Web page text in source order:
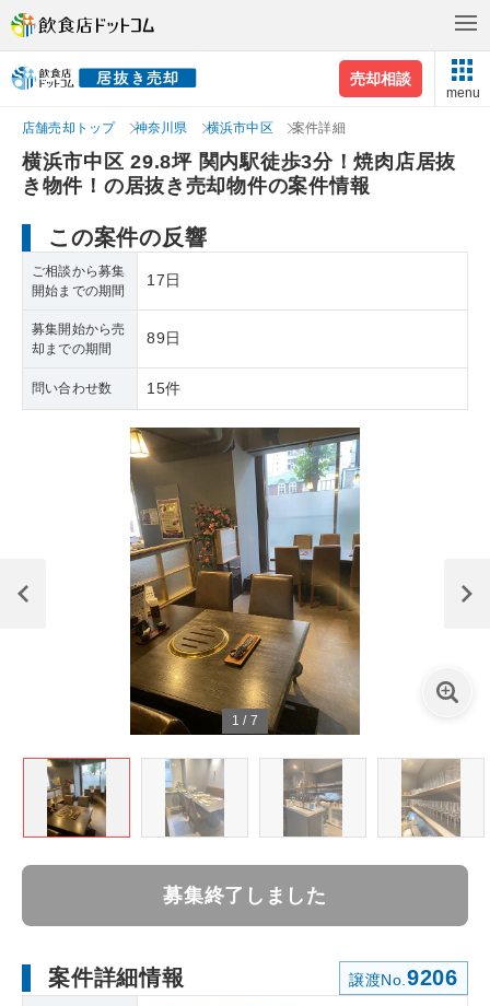
売却相談
menu
店舗売却トップ 神奈川県 横浜市中区 案件詳細
横浜市中区 29.8坪 関内駅徒歩3分！焼肉店居抜
き物件！の居抜き売却物件の案件情報
この案件の反響
ご相談から募集
開始までの期間
17日
募集開始から売
却までの期間
89日
問い合わせ数 15件
1 / 7
募集終了しました
案件詳細情報 譲渡No. 9206